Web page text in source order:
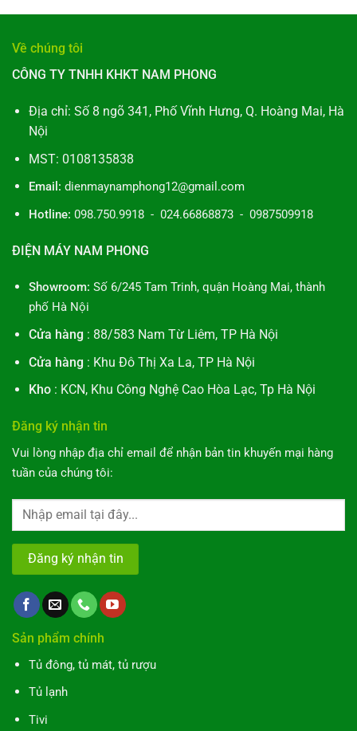
Về chúng tôi
CÔNG TY TNHH KHKT NAM PHONG
Địa chỉ: Số 8 ngõ 341, Phố Vĩnh Hưng, Q. Hoàng Mai, Hà
Nội
MST: 0108135838
Email: dienmaynamphong12@gmail.com
Hotline: 098.750.9918 - 024.66868873 - 0987509918
ĐIỆN MÁY NAM PHONG
Showroom: Số 6/245 Tam Trinh, quận Hoàng Mai, thành
phố Hà Nội
Cửa hàng : 88/583 Nam Từ Liêm, TP Hà Nội
Cửa hàng : Khu Đô Thị Xa La, TP Hà Nội
Kho: KCN, Khu Công Nghệ Cao Hòa Lạc, Tp Hà Nội
Đăng ký nhận tin
Vui lòng nhập địa chỉ email để nhận bản tin khuyến mại hàng
tuần của chúng tôi:
Sản phẩm chính
Tủ đông, tủ mát, tủ rượu
Tủ lạnh
Tivi